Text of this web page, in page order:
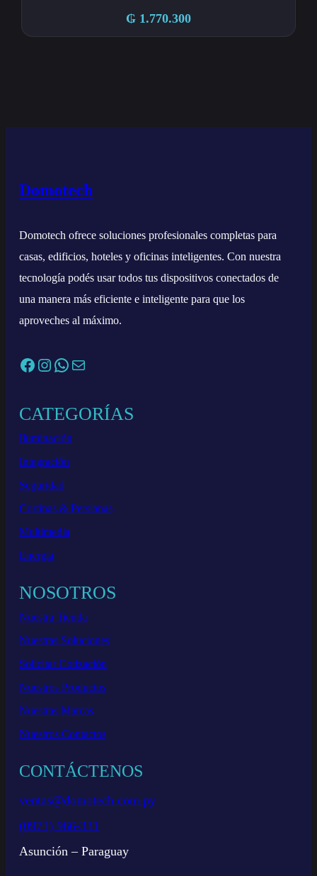
₲ 1.770.300
Domotech
Domotech ofrece soluciones profesionales completas para
casas, edificios, hoteles y oficinas inteligentes. Con nuestra
tecnología podés usar todos tus dispositivos conectados de
una manera más eficiente e inteligente para que los
aproveches al máximo.
Facebook Instagram WhatsApp Correo electrónico
CATEGORÍAS
Iluminación
Integración
Seguridad
Cortinas & Persianas
Multimedia
Energia
NOSOTROS
Nuestra Tienda
Nuestras Soluciones
Solicitar Cotización
Nuestros Productos
Nuestras Marcas
Nuestros Contactos
CONTÁCTENOS
ventas@domotech.com.py
(0971) 966-331
Asunción – Paraguay